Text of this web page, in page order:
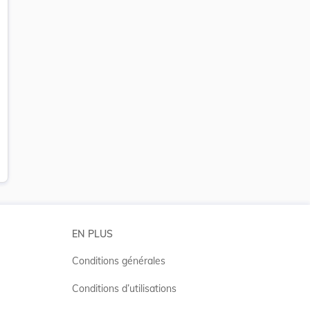
EN PLUS
Conditions générales
Conditions d’utilisations